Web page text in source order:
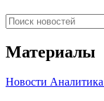
Материалы
Новости Аналитика